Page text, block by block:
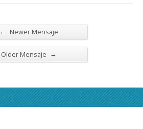
← Newer Mensaje
Older Mensaje →